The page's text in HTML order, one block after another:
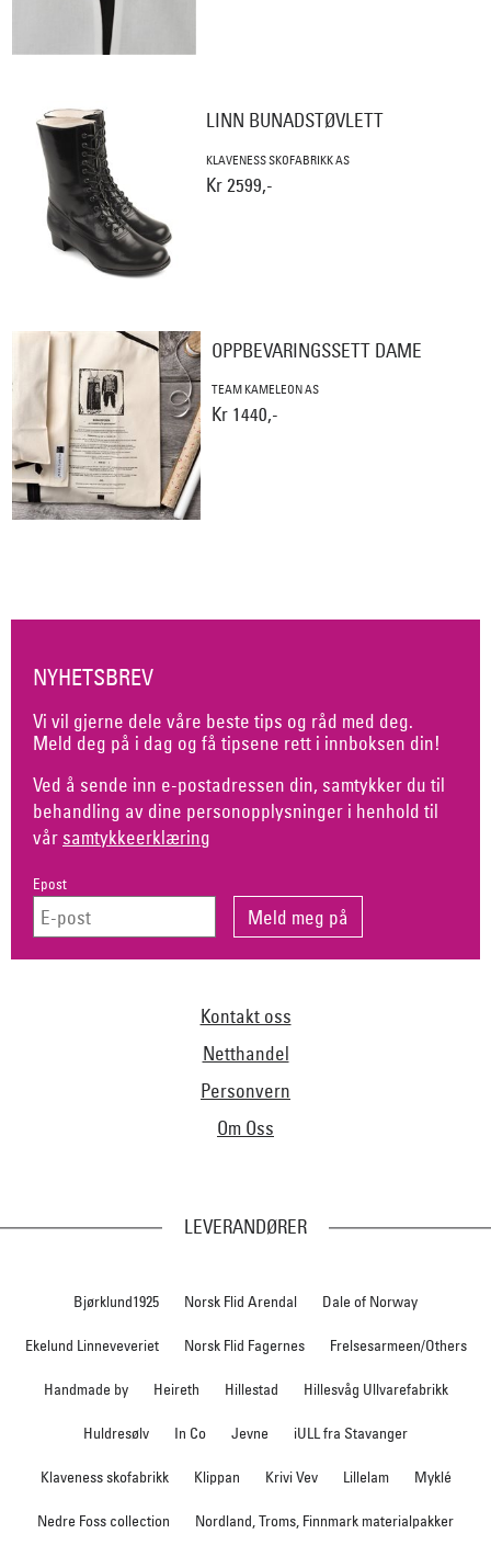
LINN BUNADSTØVLETT
KLAVENESS SKOFABRIKK AS
Kr 2599,-
OPPBEVARINGSSETT DAME
TEAM KAMELEON AS
Kr 1440,-
NYHETSBREV
Vi vil gjerne dele våre beste tips og råd med deg.
Meld deg på i dag og få tipsene rett i innboksen din!
Ved å sende inn e-postadressen din, samtykker du til
behandling av dine personopplysninger i henhold til
vår samtykkeerklæring
Epost
Kontakt oss
Netthandel
Personvern
Om Oss
LEVERANDØRER
Bjørklund1925 Norsk Flid Arendal Dale of Norway
Ekelund Linneveveriet Norsk Flid Fagernes Frelsesarmeen/Others
Handmade by Heireth Hillestad Hillesvåg Ullvarefabrikk
Huldresølv In Co Jevne iULL fra Stavanger
Klaveness skofabrikk Klippan Krivi Vev Lillelam Myklé
Nedre Foss collection Nordland, Troms, Finnmark materialpakker